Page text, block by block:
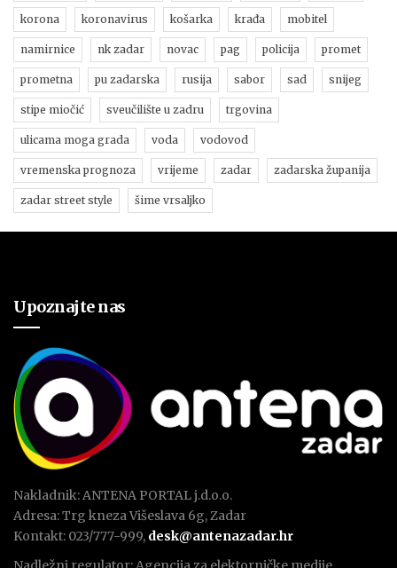
korona koronavirus košarka krađa mobitel
namirnice nk zadar novac pag policija promet
prometna pu zadarska rusija sabor sad snijeg
stipe miočić sveučilište u zadru trgovina
ulicama moga grada voda vodovod
vremenska prognoza vrijeme zadar zadarska županija
zadar street style šime vrsaljko
Upoznajte nas
Nakladnik: ANTENA PORTAL j.d.o.o.
Adresa: Trg kneza Višeslava 6g, Zadar
Kontakt: 023/777-999, desk@antenazadar.hr